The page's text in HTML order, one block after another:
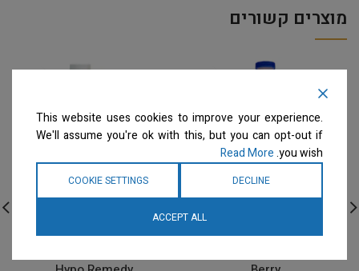
מוצרים קשורים
EZ-Groom – גלון שמפו
Envirogroom – גלון שמפו
This website uses cookies to improve your experience.
We'll assume you're ok with this, but you can opt-out if
you wish.
Read More
DECLINE
COOKIE SETTINGS
ACCEPT ALL